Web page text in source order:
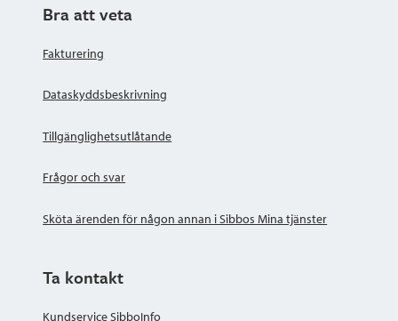
Bra att veta
Fakturering
Dataskyddsbeskrivning
Tillgänglighetsutlåtande
Frågor och svar
Sköta ärenden för någon annan i Sibbos Mina tjänster
Ta kontakt
Kundservice SibboInfo